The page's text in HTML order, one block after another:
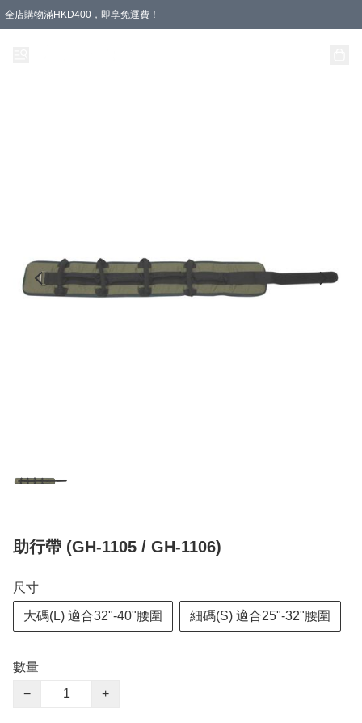
全店購物滿HKD400，即享免運費！
助行帶 (GH-1105 / GH-1106)
尺寸
大碼(L) 適合32"-40"腰圍 細碼(S) 適合25"-32"腰圍
數量
−
+